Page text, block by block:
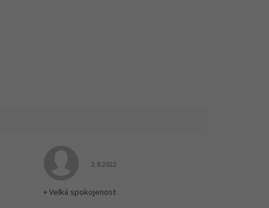
z 5 hvězdiček. Hodnocení obchodu je 5 z 5 hvězdiček.
2.9.2022
+ Velká spokojenost